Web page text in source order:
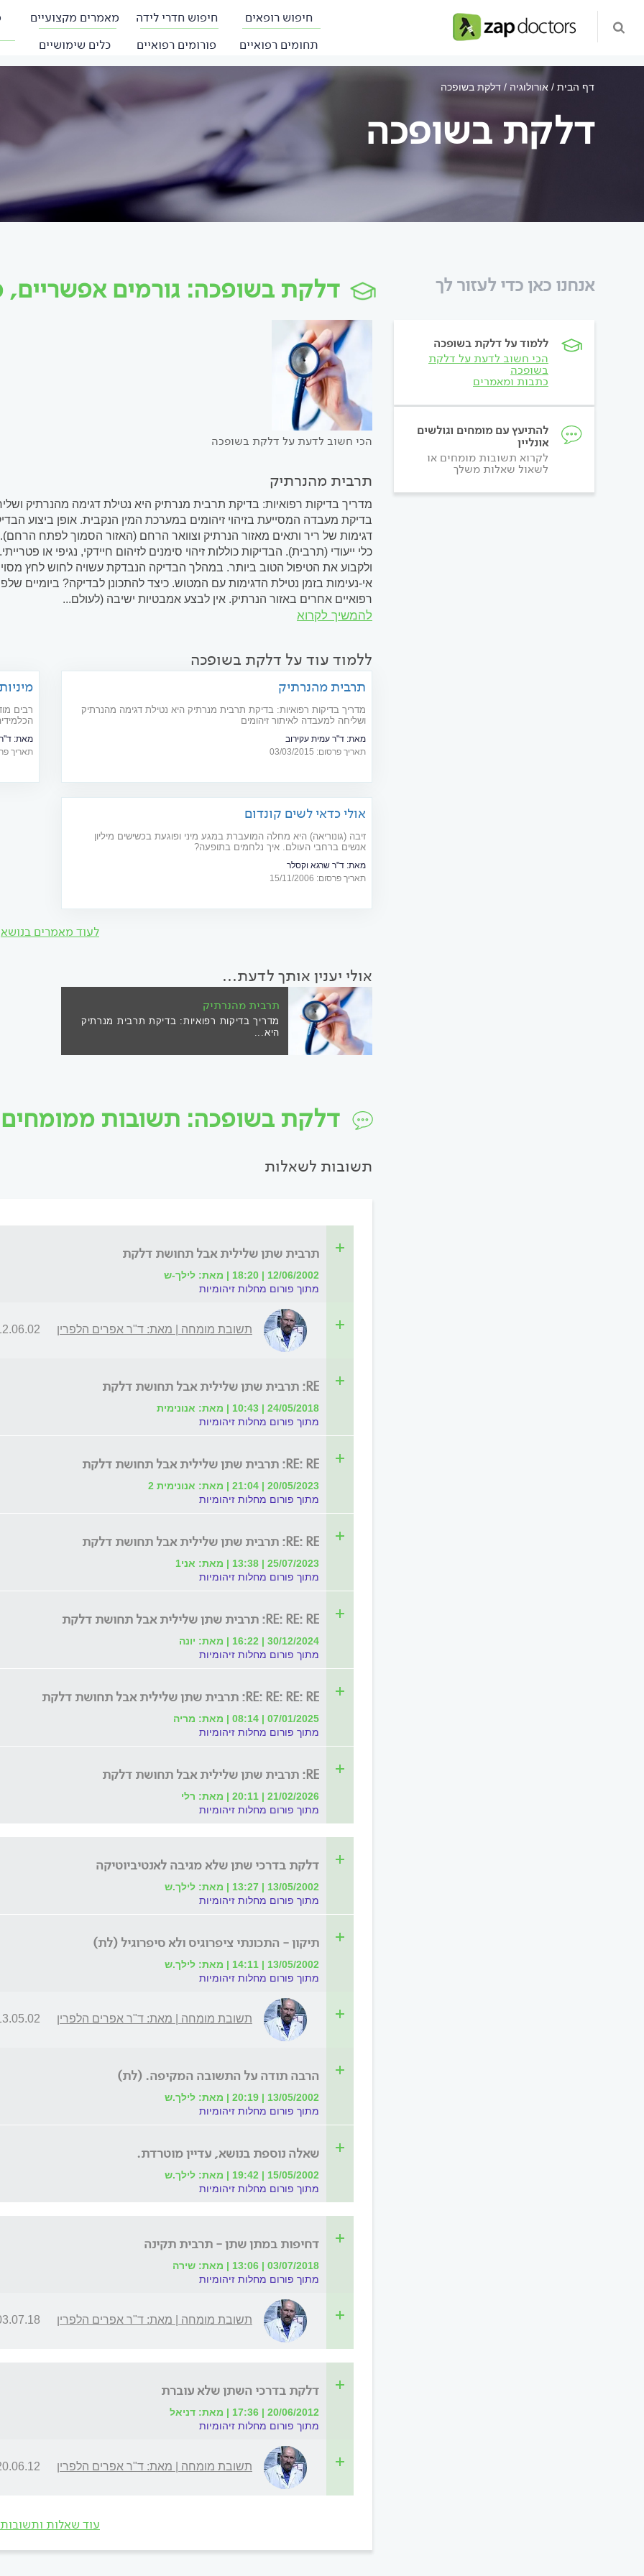
חיפוש רופאים חיפוש חדרי לידה מאמרים מקצועיים
תחומים רפואיים
פורומים רפואיים כלים שימושיים
דף הבית אורולוגיה דלקת בשופכה
דלקת בשופכה
אנחנו כאן כדי לעזור לך
ללמוד על דלקת בשופכה
הכי חשוב לדעת על דלקת
בשופכה
כתבות ומאמרים
להתיעץ עם מומחים וגולשים
אונליין
לקרוא תשובות מומחים או
לשאול שאלות משלך
דלקת בשופכה: גורמים אפשריים,
הכי חשוב לדעת על דלקת בשופכה
תרבית מהנרתיק
מדריך בדיקות רפואיות: בדיקת תרבית מנרתיק היא נטילת דגימה מהנרתיק
בדיקת מעבדה המסייעת בזיהוי זיהומים במערכת המין הנקבית. אופן ביצוע
דגימות של ריר ותאים מאזור הנרתיק וצוואר הרחם (האזור הסמוך לפתח
כלי ייעודי (תרבית). הבדיקות כוללות זיהוי סימנים לזיהום חיידקי, נגיפי או
ולקבוע את הטיפול הטוב ביותר. במהלך הבדיקה הנבדקת עשויה לחוש לחץ
אי-נעימות בזמן נטילת הדגימות עם המטוש. כיצד להתכונן לבדיקה? ביומיים
רפואיים אחרים באזור הנרתיק. אין לבצע אמבטיות ישיבה (לעולם...
להמשיך לקרוא
ללמוד עוד על דלקת בשופכה
תרבית מהנרתיק
מדריך בדיקות רפואיות: בדיקת תרבית מנרתיק היא נטילת דגימה מהנרתיק
ושליחה למעבדה לאיתור זיהומים
מאת: ד"ר עמית עקירוב
תאריך פרסום: 03/03/2015
רבים
מאת:
תאריך פרסום:
אולי כדאי לשים קונדום
זיבה (גונוריאה) היא מחלה המועברת במגע מיני ופוגעת בכשישים מיליון
אנשים ברחבי העולם. איך נלחמים בתופעה?
מאת: ד"ר שרגא וקסלר
תאריך פרסום: 15/11/2006
לעוד מאמרים בנושא
אולי יענין אותך לדעת...
תרבית מהנרתיק
מדריך בדיקות רפואיות: בדיקת תרבית מנרתיק
היא...
דלקת בשופכה: תשובות ממומחים
תשובות לשאלות
תרבית שתן שלילית אבל תחושת דלקת
12/06/2002 | 18:20 | מאת: לילך-ש
מתוך פורום מחלות זיהומיות
תשובת מומחה | מאת: ד"ר אפרים הלפרין | 19:04
RE: תרבית שתן שלילית אבל תחושת דלקת
24/05/2018 | 10:43 | מאת: אנונימית
מתוך פורום מחלות זיהומיות
RE: RE: תרבית שתן שלילית אבל תחושת דלקת
20/05/2023 | 21:04 | מאת: אנונימית 2
מתוך פורום מחלות זיהומיות
RE: RE: תרבית שתן שלילית אבל תחושת דלקת
25/07/2023 | 13:38 | מאת: אני1
מתוך פורום מחלות זיהומיות
RE: RE: RE: תרבית שתן שלילית אבל תחושת דלקת
30/12/2024 | 16:22 | מאת: יונה
מתוך פורום מחלות זיהומיות
RE: RE: RE: RE: תרבית שתן שלילית אבל תחושת דלקת
07/01/2025 | 08:14 | מאת: מריה
מתוך פורום מחלות זיהומיות
RE: תרבית שתן שלילית אבל תחושת דלקת
21/02/2026 | 20:11 | מאת: רלי
מתוך פורום מחלות זיהומיות
דלקת בדרכי שתן שלא מגיבה לאנטיביוטיקה
13/05/2002 | 13:27 | מאת: לילך.ש
מתוך פורום מחלות זיהומיות
תיקון - התכונתי ציפרוגיס ולא סיפרוגיל (לת)
13/05/2002 | 14:11 | מאת: לילך.ש
מתוך פורום מחלות זיהומיות
תשובת מומחה | מאת: ד"ר אפרים הלפרין | 18:34
הרבה תודה על התשובה המקיפה. (לת)
13/05/2002 | 20:19 | מאת: לילך.ש
מתוך פורום מחלות זיהומיות
שאלה נוספת בנושא, עדיין מוטרדת.
15/05/2002 | 19:42 | מאת: לילך.ש
מתוך פורום מחלות זיהומיות
דחיפות במתן שתן - תרבית תקינה
03/07/2018 | 13:06 | מאת: שירה
מתוך פורום מחלות זיהומיות
תשובת מומחה | מאת: ד"ר אפרים הלפרין | 16:55
דלקת בדרכי השתן שלא עוברת
20/06/2012 | 17:36 | מאת: דניאל
מתוך פורום מחלות זיהומיות
תשובת מומחה | מאת: ד"ר אפרים הלפרין | 18:11
עוד שאלות ותשובות